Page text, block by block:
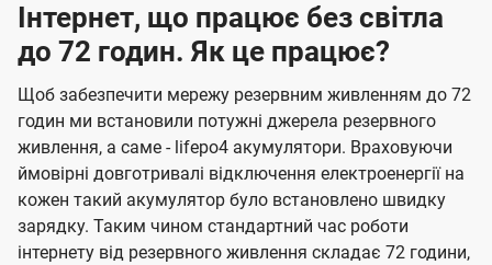
Інтернет, що працює без світла
до 72 годин. Як це працює?
Щоб забезпечити мережу резервним живленням до 72
годин ми встановили потужні джерела резервного
живлення, а саме - lifepo4 акумулятори. Враховуючи
ймовірні довготривалі відключення електроенергії на
кожен такий акумулятор було встановлено швидку
зарядку. Таким чином стандартний час роботи
інтернету від резервного живлення складає 72 години,